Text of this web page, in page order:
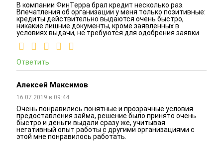
В компании ФинТерра брал кредит несколько раз.
Впечатления об организации у меня только позитивные:
кредиты действительно выдаются очень быстро,
никакие лишние документы, кроме заявленных в
условиях выдачи, не требуются для одобрения заявки.
Ответить
Алексей Максимов
16.07.2019 в 09:44
Очень понравились понятные и прозрачные условия
предоставления займа, решение было принято очень
быстро и деньги выдали сразу же, учитывая
негативный опыт работы с другими организациями с
этой мне понравилось работать.